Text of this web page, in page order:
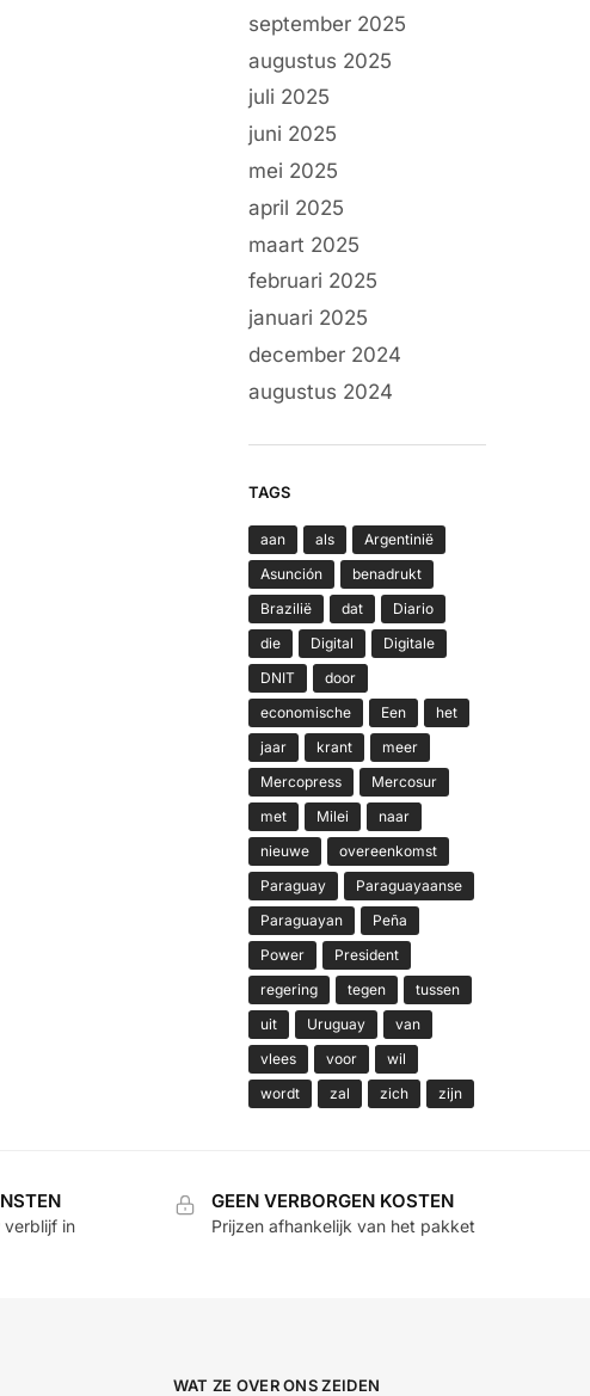
september 2025
augustus 2025
juli 2025
juni 2025
mei 2025
april 2025
maart 2025
februari 2025
januari 2025
december 2024
augustus 2024
TAGS
aan als
Argentinië
Asunción
benadrukt
Brazilië
dat
Diario
die
Digital
Digitale
DNIT
door
economische
Een
het
jaar
krant
meer
Mercopress
Mercosur
met
Milei
naar
nieuwe
overeenkomst
Paraguay
Paraguayaanse
Paraguayan
Peña
Power
President
regering
tegen
tussen
uit
Uruguay
van
vlees
voor
wil
wordt
zal zich zijn
verblijf in
GEEN VERBORGEN KOSTEN
Prijzen afhankelijk van het pakket
WAT ZE OVER ONS ZEIDEN